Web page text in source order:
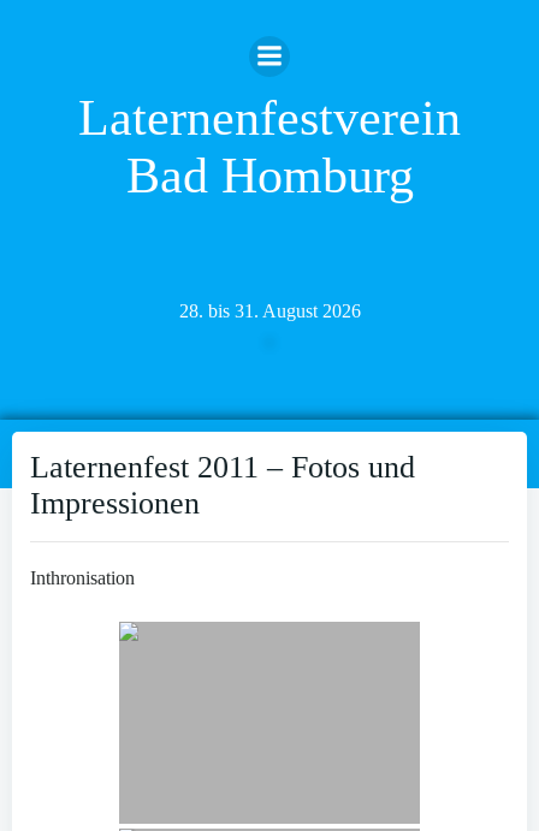
Inhalt
springen
Laternenfestverein
Bad Homburg
28. bis 31. August 2026
Laternenfest 2011 – Fotos und
Impressionen
Inthronisation